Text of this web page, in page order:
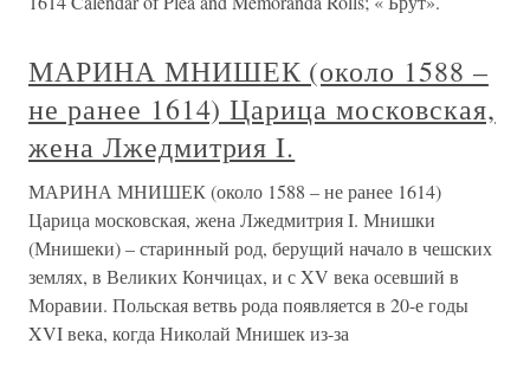
МАРИНА МНИШЕК (около 1588 –
не ранее 1614) Царица московская,
жена Лжедмитрия I.
МАРИНА МНИШЕК (около 1588 – не ранее 1614)
Царица московская, жена Лжедмитрия I. Мнишки
(Мнишеки) – старинный род, берущий начало в чешских
землях, в Великих Кончицах, и с XV века осевший в
Моравии. Польская ветвь рода появляется в 20-е годы
XVI века, когда Николай Мнишек из-за